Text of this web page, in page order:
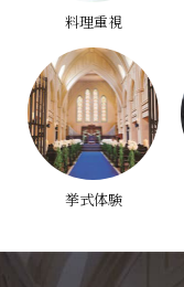
料理重視
挙式体験